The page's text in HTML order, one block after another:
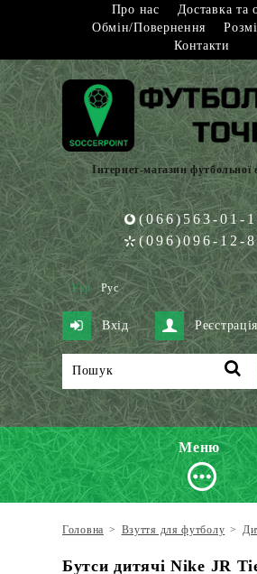
Про нас
Доставка та
Обмін/Повернення
Контакти
Інтернет-магазин футбольної
(066)563-01-
(096)096-12-
Укр Рус
Вхід Реєстрація
Меню
Головна > Взуття для футболу >
Бутси дитячі Nike JR